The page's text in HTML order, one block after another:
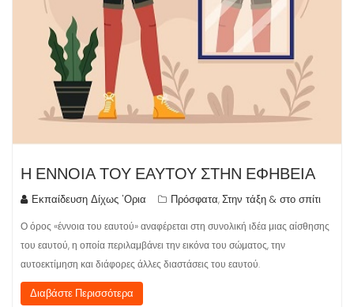
Η ΕΝΝΟΙΑ ΤΟΥ ΕΑΥΤΟΥ ΣΤΗΝ ΕΦΗΒΕΙΑ
Εκπαίδευση Δίχως 'Ορια Πρόσφατα,Στην τάξη & στο σπίτι
Ο όρος «έννοια του εαυτού» αναφέρεται στη συνολική ιδέα μιας αίσθησης
του εαυτού, η οποία περιλαμβάνει την εικόνα του σώματος, την
αυτοεκτίμηση και διάφορες άλλες διαστάσεις του εαυτού.
Διαβάστε Περισσότερα